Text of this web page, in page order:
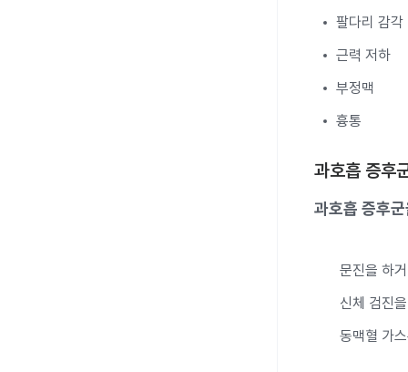
팔다리 감각
근력 저하
부정맥
흉통
과호흡 증후
과호흡 증후
문진을 하
신체 검진
동맥혈 가